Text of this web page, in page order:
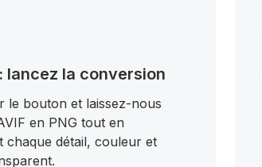
lancez la conversion
le bouton et laissez-nous
en PNG tout en
chaque détail, couleur et